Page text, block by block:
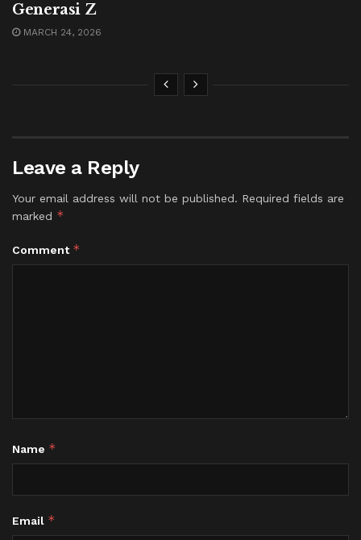
Generasi Z
MARCH 24, 2026
Leave a Reply
Your email address will not be published. Required fields are
marked *
Comment *
Name *
Email *